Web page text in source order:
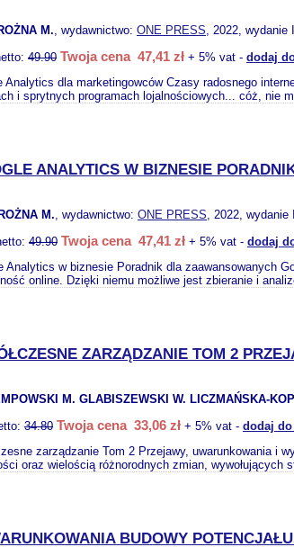
M., wydawnictwo: ONE PRESS, 2022, wydanie
49.90 Twoja cena 47,41 zł + 5% vat - dodaj
Analytics dla marketingowców Czasy radosnego
i sprytnych programach lojalnościowych... cóż, nie
ANALYTICS W BIZNESIE
M., wydawnictwo: ONE PRESS, 2022, wydanie II
49.90 Twoja cena 47,41 zł + 5% vat - dodaj
Analytics w biznesie Poradnik dla zaawansowanych
online. Dzięki niemu możliwe jest zbieranie i
ZARZĄDZANIE TOM 2
M. GLABISZEWSKI W. LICZMAŃSKA-
34.80 Twoja cena 33,06 zł + 5% vat - dodaj
zarządzanie Tom 2 Przejawy, uwarunkowania i
oraz wielością różnorodnych zmian, wywołujących
BUDOWY